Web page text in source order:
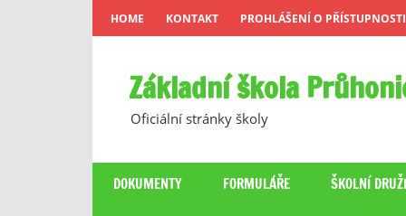
Skip
to
HOME KONTAKT PROHLÁŠENÍ O PŘÍSTUPNOSTI
Základní škola
Oficiální stránky školy
DOKUMENTY FORMULÁŘE ŠKOLNÍ